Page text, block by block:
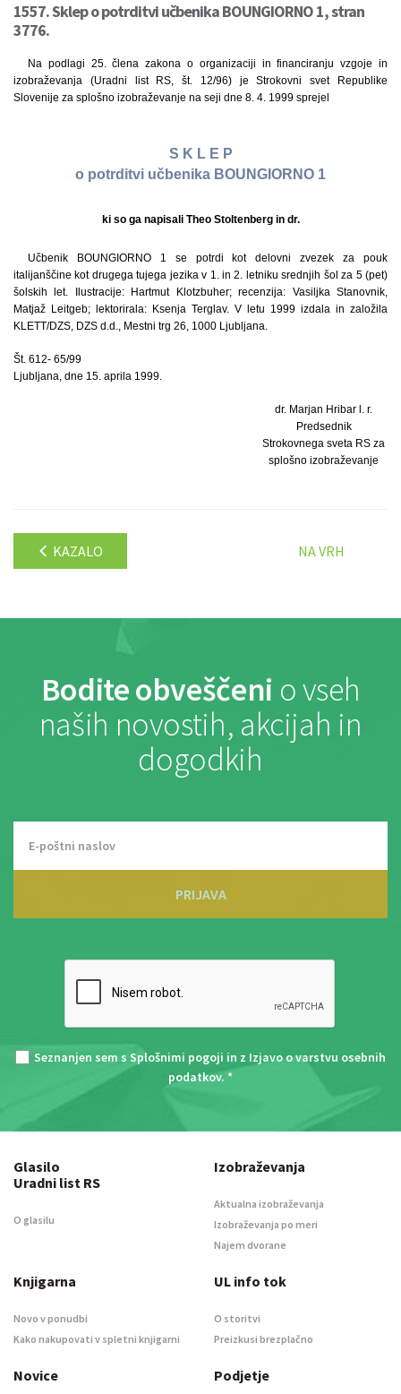
1557. Sklep o potrditvi učbenika BOUNGIORNO 1, stran
3776.
Na podlagi 25. člena zakona o organizaciji in financiranju vzgoje in
izobraževanja (Uradni list RS, št. 12/96) je Strokovni svet Republike
Slovenije za splošno izobraževanje na seji dne 8. 4. 1999 sprejel
S K L E P
o potrditvi učbenika BOUNGIORNO 1
ki so ga napisali Theo Stoltenberg in dr.
Učbenik BOUNGIORNO 1 se potrdi kot delovni zvezek za pouk
italijanščine kot drugega tujega jezika v 1. in 2. letniku srednjih šol za 5 (pet)
šolskih let. Ilustracije: Hartmut Klotzbuher; recenzija: Vasiljka Stanovnik,
Matjaž Leitgeb; lektorirala: Ksenja Terglav. V letu 1999 izdala in založila
KLETT/DZS, DZS d.d., Mestni trg 26, 1000 Ljubljana.
Št. 612- 65/99
Ljubljana, dne 15. aprila 1999.
dr. Marjan Hribar l. r.
Predsednik
Strokovnega sveta RS za
splošno izobraževanje
KAZALO NA VRH
Bodite obveščeni o vseh
naših novostih, akcijah in
dogodkih
PRIJAVA
Seznanjen sem s Splošnimi pogoji in z Izjavo o varstvu osebnih
podatkov. *
Glasilo
Uradni list RS
O glasilu
Izobraževanja
Aktualna izobraževanja
Izobraževanja po meri
Najem dvorane
Knjigarna
Novo v ponudbi
Kako nakupovati v spletni knjigarni
UL info tok
O storitvi
Preizkusi brezplačno
Novice Podjetje